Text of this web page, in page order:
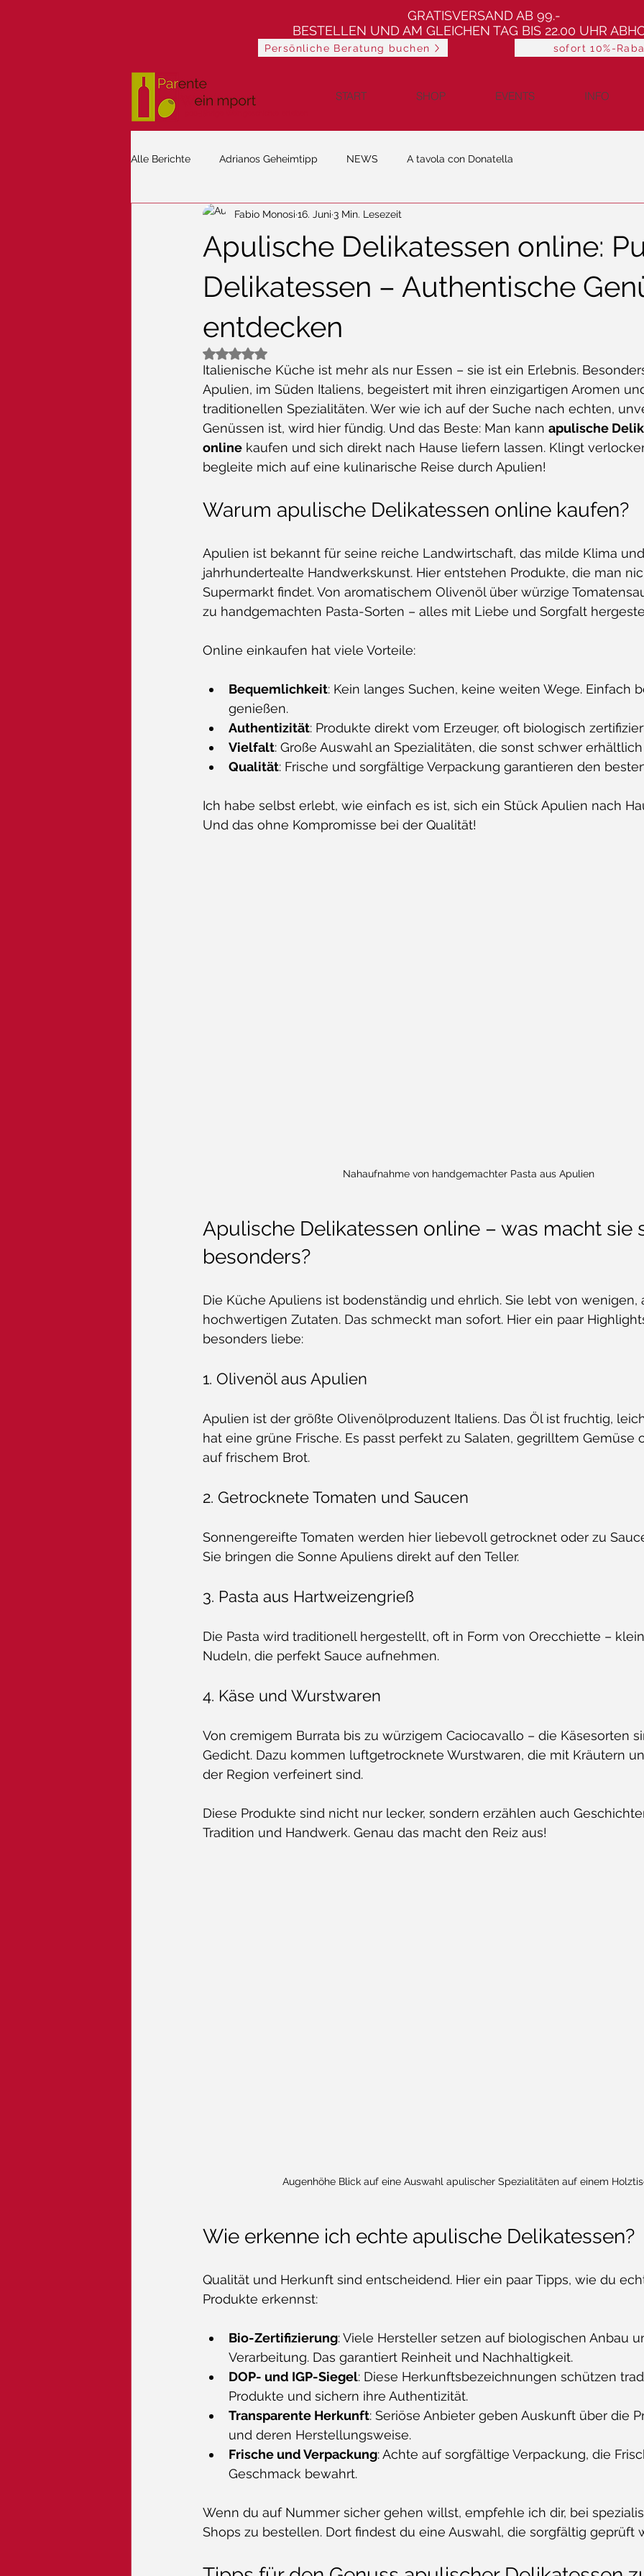
GRATISVERSAND AB 99.-
BESTELLEN UND AM GLEICHEN TAG BIS 22.00 UHR
Persönliche Beratung buchen sofort 10%-
START SHOP EVENTS INFO
Alle Berichte Adrianos Geheimtipp NEWS A tavola con Donatella
Apulische Delikatessen online:
Delikatessen – Authentische
entdecken
Fabio Monosi 16. Juni 3 Min. Lesezeit
Mit NaN von 5 Sternen bewertet.
Italienische Küche ist mehr als nur Essen – sie ist ein Erlebnis.
Apulien, im Süden Italiens, begeistert mit ihren einzigartigen Aromen
traditionellen Spezialitäten. Wer wie ich auf der Suche nach echten,
Genüssen ist, wird hier fündig. Und das Beste: Man kann apulische
online kaufen und sich direkt nach Hause liefern lassen. Klingt
begleite mich auf eine kulinarische Reise durch Apulien!
Warum apulische Delikatessen online kaufen?
Apulien ist bekannt für seine reiche Landwirtschaft, das milde Klima
jahrhundertealte Handwerkskunst. Hier entstehen Produkte, die man
Supermarkt findet. Von aromatischem Olivenöl über würzige
zu handgemachten Pasta-Sorten – alles mit Liebe und Sorgfalt
Online einkaufen hat viele Vorteile:
Bequemlichkeit: Kein langes Suchen, keine weiten Wege. Einfach
genießen.
Authentizität: Produkte direkt vom Erzeuger, oft biologisch
Vielfalt: Große Auswahl an Spezialitäten, die sonst schwer
Qualität: Frische und sorgfältige Verpackung garantieren den
Ich habe selbst erlebt, wie einfach es ist, sich ein Stück Apulien nach
Und das ohne Kompromisse bei der Qualität!
Nahaufnahme von handgemachter Pasta aus Apulien
Apulische Delikatessen online – was macht sie
besonders?
Die Küche Apuliens ist bodenständig und ehrlich. Sie lebt von wenigen,
hochwertigen Zutaten. Das schmeckt man sofort. Hier ein paar
besonders liebe:
1. Olivenöl aus Apulien
Apulien ist der größte Olivenölproduzent Italiens. Das Öl ist fruchtig,
hat eine grüne Frische. Es passt perfekt zu Salaten, gegrilltem Gemüse
auf frischem Brot.
2. Getrocknete Tomaten und Saucen
Sonnengereifte Tomaten werden hier liebevoll getrocknet oder zu
Sie bringen die Sonne Apuliens direkt auf den Teller.
3. Pasta aus Hartweizengrieß
Die Pasta wird traditionell hergestellt, oft in Form von Orecchiette –
Nudeln, die perfekt Sauce aufnehmen.
4. Käse und Wurstwaren
Von cremigem Burrata bis zu würzigem Caciocavallo – die Käsesorten
Gedicht. Dazu kommen luftgetrocknete Wurstwaren, die mit Kräutern
der Region verfeinert sind.
Diese Produkte sind nicht nur lecker, sondern erzählen auch
Tradition und Handwerk. Genau das macht den Reiz aus!
Augenhöhe Blick auf eine Auswahl apulischer Spezialitäten auf einem
Wie erkenne ich echte apulische Delikatessen?
Qualität und Herkunft sind entscheidend. Hier ein paar Tipps, wie du
Produkte erkennst:
Bio-Zertifizierung: Viele Hersteller setzen auf biologischen Anbau
Verarbeitung. Das garantiert Reinheit und Nachhaltigkeit.
DOP- und IGP-Siegel: Diese Herkunftsbezeichnungen schützen
Produkte und sichern ihre Authentizität.
Transparente Herkunft: Seriöse Anbieter geben Auskunft über die
und deren Herstellungsweise.
Frische und Verpackung: Achte auf sorgfältige Verpackung, die
Geschmack bewahrt.
Wenn du auf Nummer sicher gehen willst, empfehle ich dir, bei
Shops zu bestellen. Dort findest du eine Auswahl, die sorgfältig geprüft